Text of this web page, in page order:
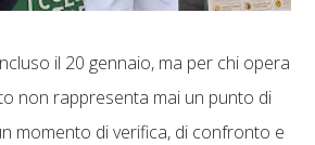
il 20 gennaio, ma per chi opera
non rappresenta mai un punto di
momento di verifica, di confronto e